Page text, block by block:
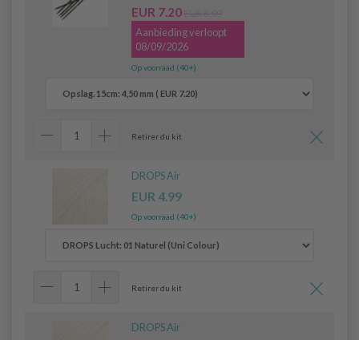
EUR 7.20EUR 8.99
Aanbieding verloopt
08/09/2026
Op voorraad (40+)
Retirer du kit
DROPS Air
EUR 4.99
Op voorraad (40+)
Retirer du kit
DROPS Air